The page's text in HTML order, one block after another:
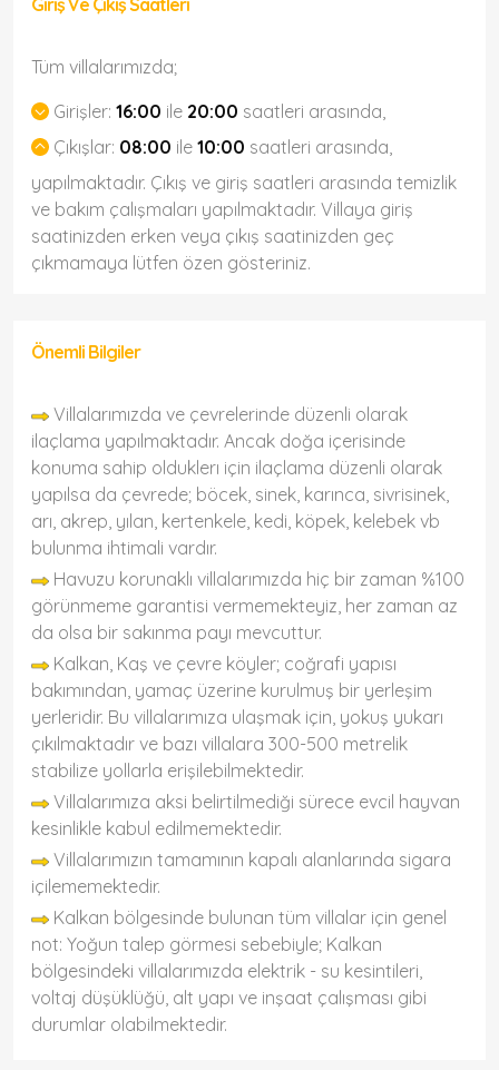
Giriş Ve Çıkış Saatleri
Tüm villalarımızda;
Girişler: 16:00 ile 20:00 saatleri arasında,
Çıkışlar: 08:00 ile 10:00 saatleri arasında,
yapılmaktadır. Çıkış ve giriş saatleri arasında temizlik
ve bakım çalışmaları yapılmaktadır. Villaya giriş
saatinizden erken veya çıkış saatinizden geç
çıkmamaya lütfen özen gösteriniz.
Önemli Bilgiler
Villalarımızda ve çevrelerinde düzenli olarak
ilaçlama yapılmaktadır. Ancak doğa içerisinde
konuma sahip olduklerı için ilaçlama düzenli olarak
yapılsa da çevrede; böcek, sinek, karınca, sivrisinek,
arı, akrep, yılan, kertenkele, kedi, köpek, kelebek vb
bulunma ihtimali vardır.
Havuzu korunaklı villalarımızda hiç bir zaman %100
görünmeme garantisi vermemekteyiz, her zaman az
da olsa bir sakınma payı mevcuttur.
Kalkan, Kaş ve çevre köyler; coğrafi yapısı
bakımından, yamaç üzerine kurulmuş bir yerleşim
yerleridir. Bu villalarımıza ulaşmak için, yokuş yukarı
çıkılmaktadır ve bazı villalara 300-500 metrelik
stabilize yollarla erişilebilmektedir.
Villalarımıza aksi belirtilmediği sürece evcil hayvan
kesinlikle kabul edilmemektedir.
Villalarımızın tamamının kapalı alanlarında sigara
içilememektedir.
Kalkan bölgesinde bulunan tüm villalar için genel
not: Yoğun talep görmesi sebebiyle; Kalkan
bölgesindeki villalarımızda elektrik - su kesintileri,
voltaj düşüklüğü, alt yapı ve inşaat çalışması gibi
durumlar olabilmektedir.